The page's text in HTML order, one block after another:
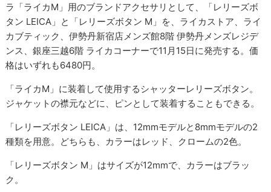
ラ「ライカM」用のブランドアクセサリとして、「レリーズボ
タン LEICA」と「レリーズボタン M」を、ライカストア、ライ
カブティック、伊勢丹新宿店メンズ館8階 伊勢丹メンズレジデ
ンス、銀座三越6階 ライカコーナーで11月15日に発売する。価
格はいずれも6480円。
「ライカM」に装着して使用するシャッターレリーズボタン。
ジャケットの襟元などに、ピンとして装着することもできる。
「レリーズボタン LEICA」は、12mmモデルと8mmモデルの2
種類を用意。どちらも、カラーはレッド、クロームの2色。
「レリーズボタン M」はサイズが12mmで、カラーはブラッ
ク。